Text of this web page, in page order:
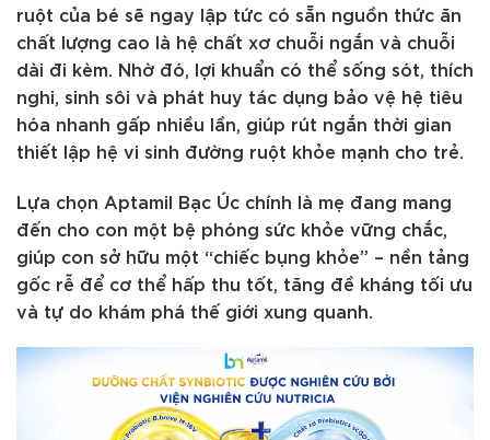
ruột của bé sẽ ngay lập tức có sẵn nguồn thức ăn
chất lượng cao là hệ chất xơ chuỗi ngắn và chuỗi
dài đi kèm. Nhờ đó, lợi khuẩn có thể sống sót, thích
nghi, sinh sôi và phát huy tác dụng bảo vệ hệ tiêu
hóa nhanh gấp nhiều lần, giúp rút ngắn thời gian
thiết lập hệ vi sinh đường ruột khỏe mạnh cho trẻ.
Lựa chọn Aptamil Bạc Úc chính là mẹ đang mang
đến cho con một bệ phóng sức khỏe vững chắc,
giúp con sở hữu một “chiếc bụng khỏe” – nền tảng
gốc rễ để cơ thể hấp thu tốt, tăng đề kháng tối ưu
và tự do khám phá thế giới xung quanh.